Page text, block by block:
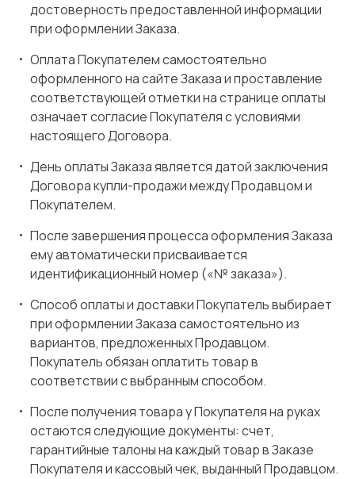
достоверность предоставленной информации
при оформлении Заказа.
Оплата Покупателем самостоятельно
оформленного на сайте Заказа и проставление
соответствующей отметки на странице оплаты
означает согласие Покупателя с условиями
настоящего Договора.
День оплаты Заказа является датой заключения
Договора купли-продажи между Продавцом и
Покупателем.
После завершения процесса оформления Заказа
ему автоматически присваивается
идентификационный номер («№ заказа»).
Способ оплаты и доставки Покупатель выбирает
при оформлении Заказа самостоятельно из
вариантов, предложенных Продавцом.
Покупатель обязан оплатить товар в
соответствии с выбранным способом.
После получения товара у Покупателя на руках
остаются следующие документы: счет,
гарантийные талоны на каждый товар в Заказе
Покупателя и кассовый чек, выданный Продавцом.